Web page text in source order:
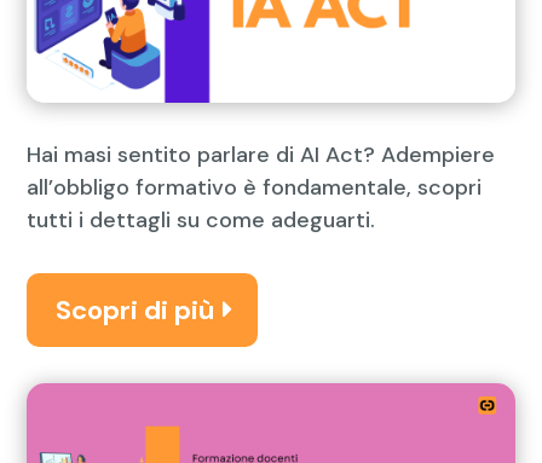
Hai masi sentito parlare di AI Act? Adempiere
all’obbligo formativo è fondamentale, scopri
tutti i dettagli su come adeguarti.
Scopri di più